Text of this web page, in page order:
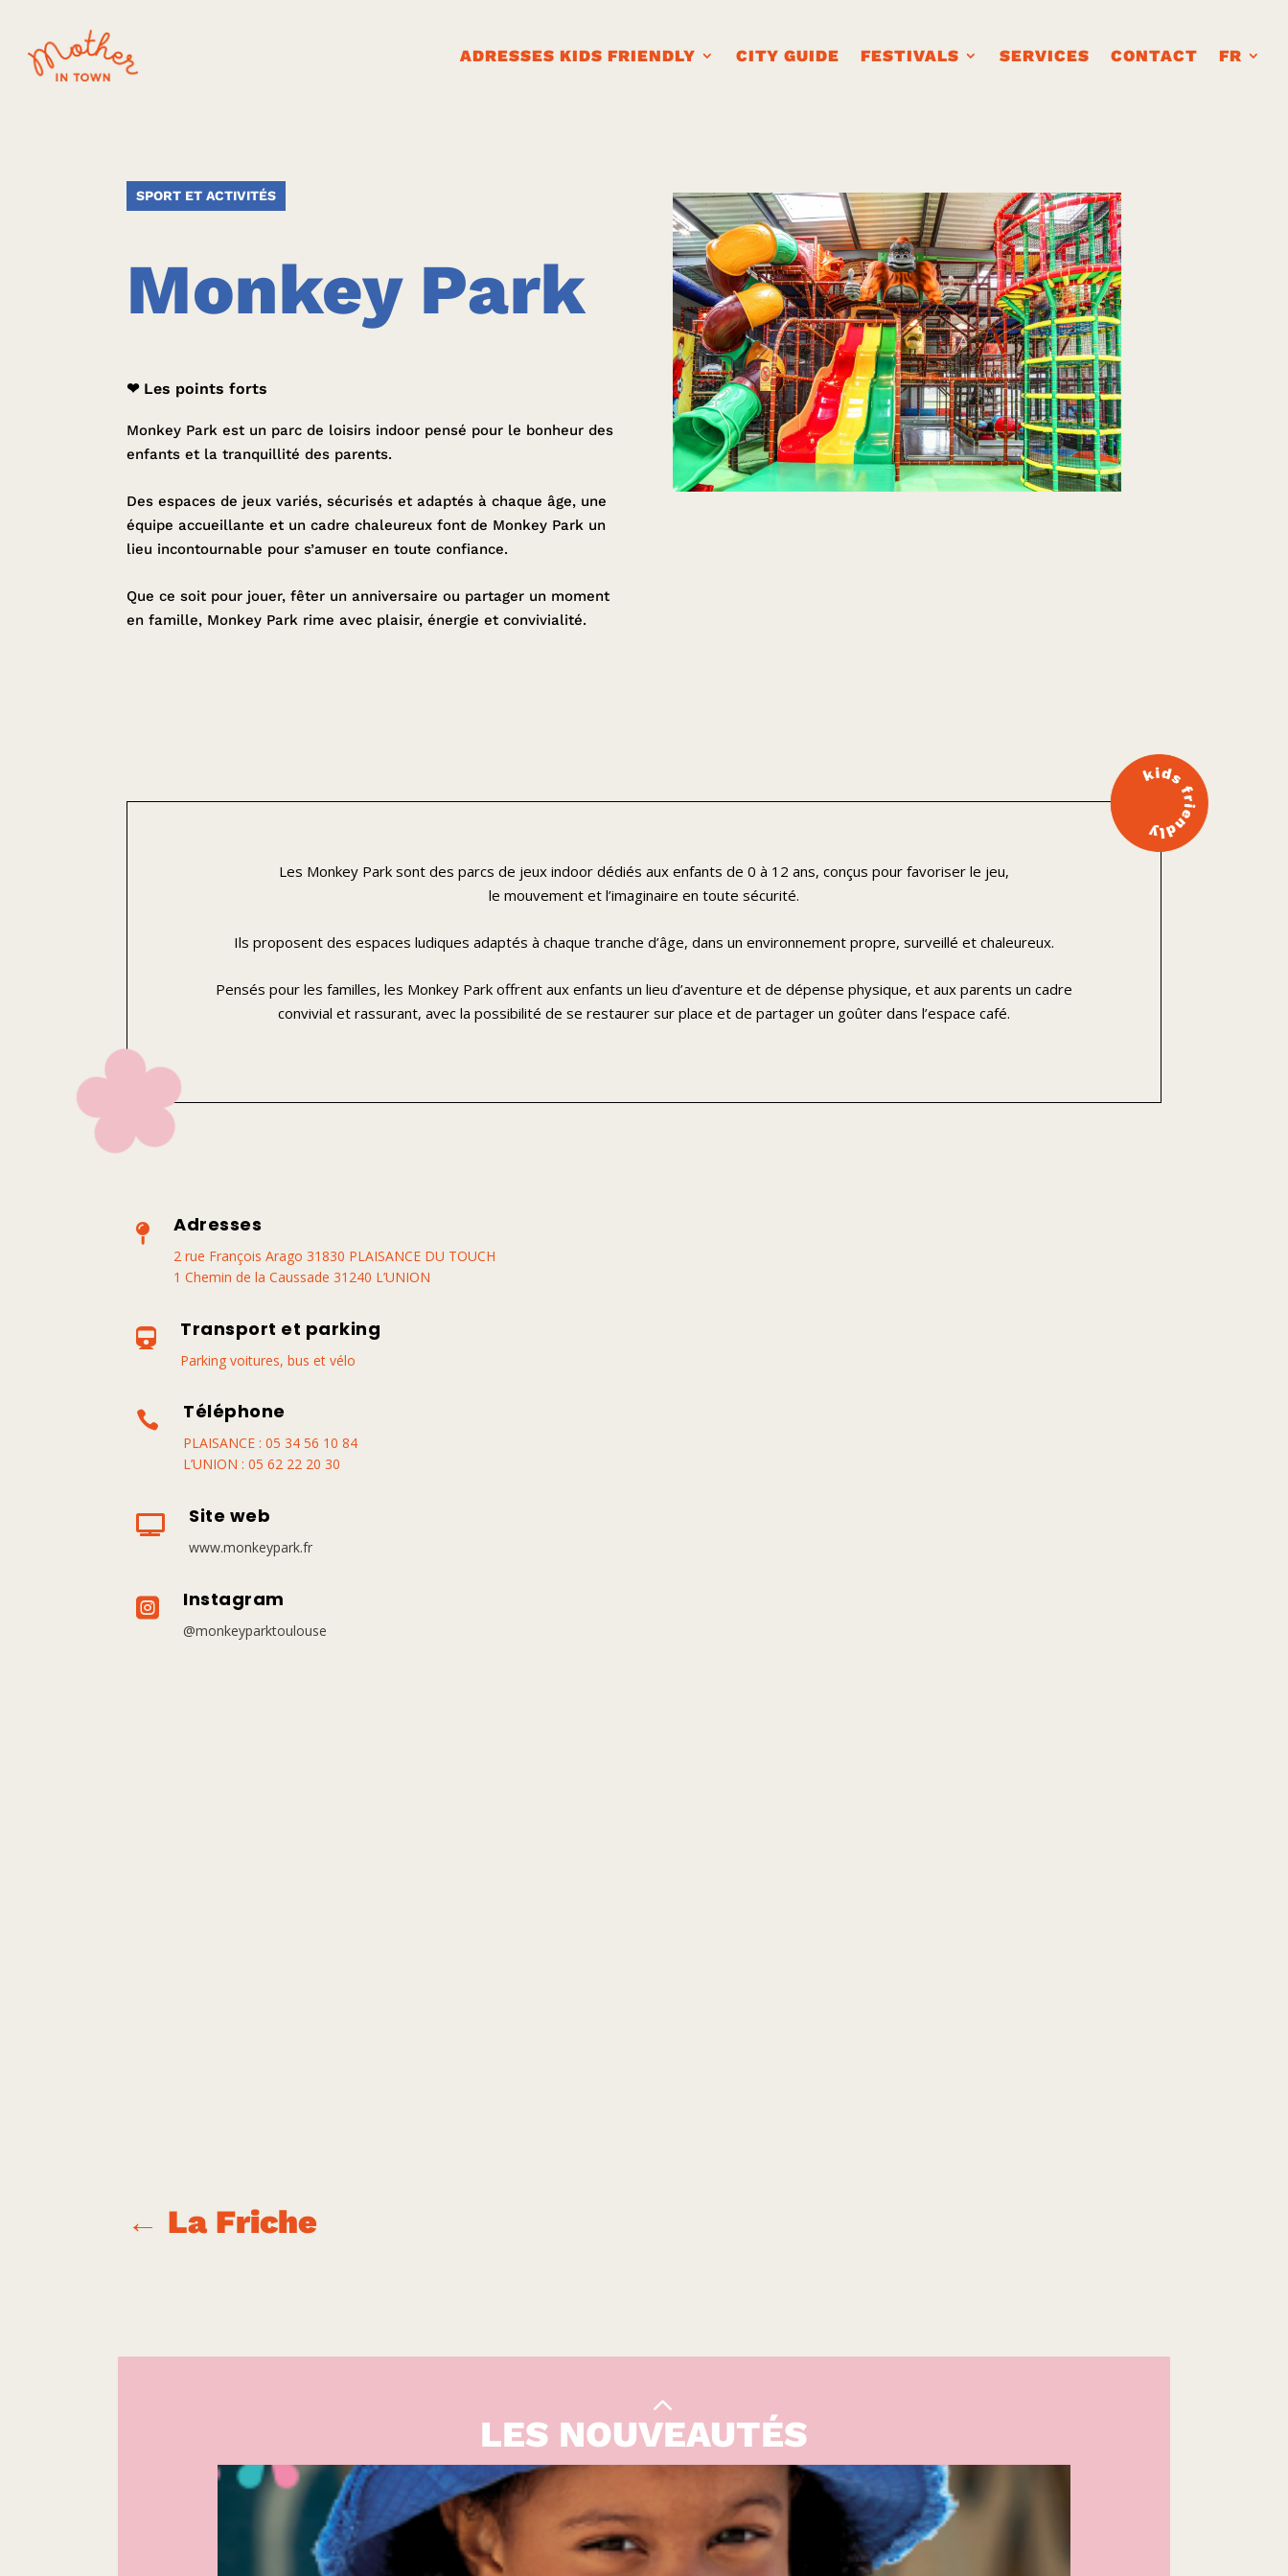
ADRESSES KIDS FRIENDLY CITY GUIDE FESTIVALS SERVICES CONTACT FR
SPORT ET ACTIVITÉS
Monkey Park
❤ Les points forts
Monkey Park est un parc de loisirs indoor pensé pour le bonheur des
enfants et la tranquillité des parents.
Des espaces de jeux variés, sécurisés et adaptés à chaque âge, une
équipe accueillante et un cadre chaleureux font de Monkey Park un
lieu incontournable pour s’amuser en toute confiance.
Que ce soit pour jouer, fêter un anniversaire ou partager un moment
en famille, Monkey Park rime avec plaisir, énergie et convivialité.
Les Monkey Park sont des parcs de jeux indoor dédiés aux enfants de 0 à 12 ans, conçus pour favoriser le jeu,
le mouvement et l’imaginaire en toute sécurité.
Ils proposent des espaces ludiques adaptés à chaque tranche d’âge, dans un environnement propre, surveillé et chaleureux.
Pensés pour les familles, les Monkey Park offrent aux enfants un lieu d’aventure et de dépense physique, et aux parents un cadre
convivial et rassurant, avec la possibilité de se restaurer sur place et de partager un goûter dans l’espace café.
 Adresses
2 rue François Arago 31830 PLAISANCE DU TOUCH
1 Chemin de la Caussade 31240 L’UNION
 Transport et parking
Parking voitures, bus et vélo
 Téléphone
PLAISANCE : 05 34 56 10 84
L’UNION : 05 62 22 20 30
 Site web
www.monkeypark.fr
 Instagram
@monkeyparktoulouse
← La Friche
LES NOUVEAUTÉS